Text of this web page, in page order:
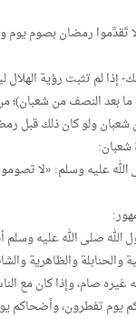
تَقدَّموا رمضان بصوم
لم تثبت رؤية الهلال
النصف من شعبان)؛
ولو كان ذلك قبل
شعبان:
عليه وسلم: «لا
صلى الله عليه وسلم
والظاهرية
صام، وإذا كان مع
يوم تفطرون، وأضحاكم